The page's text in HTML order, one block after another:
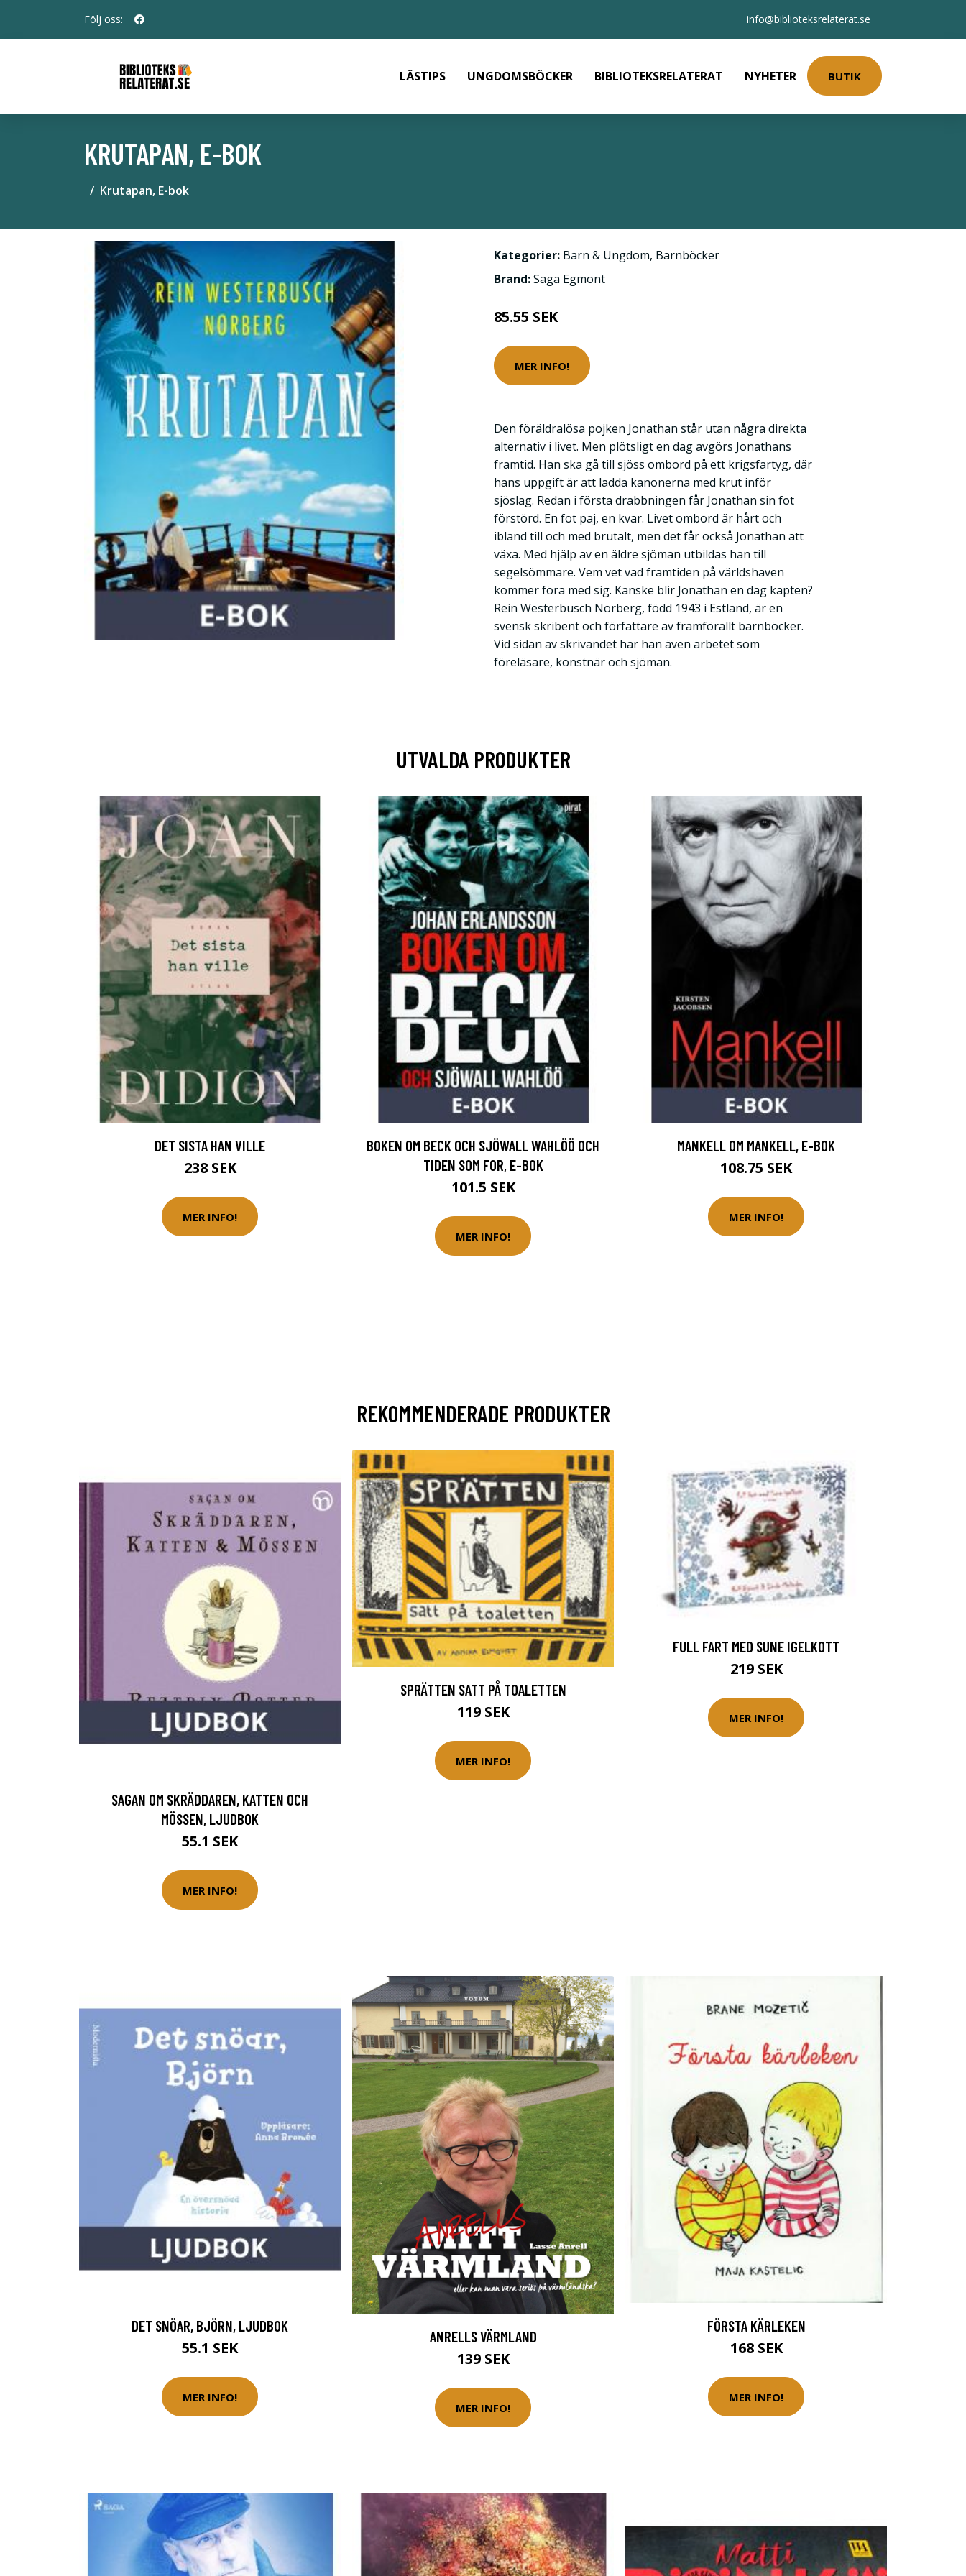
Följ oss: info@biblioteksrelaterat.se
LÄSTIPS UNGDOMSBÖCKER BIBLIOTEKSRELATERAT NYHETER BUTIK
KRUTAPAN, E-BOK
Krutapan, E-bok
Kategorier: Barn & Ungdom, Barnböcker
Brand:Saga Egmont
85.55 SEK
MER INFO!
Den föräldralösa pojken Jonathan står utan några direkta
alternativ i livet. Men plötsligt en dag avgörs Jonathans
framtid. Han ska gå till sjöss ombord på ett krigsfartyg, där
hans uppgift är att ladda kanonerna med krut inför
sjöslag. Redan i första drabbningen får Jonathan sin fot
förstörd. En fot paj, en kvar. Livet ombord är hårt och
ibland till och med brutalt, men det får också Jonathan att
växa. Med hjälp av en äldre sjöman utbildas han till
segelsömmare. Vem vet vad framtiden på världshaven
kommer föra med sig. Kanske blir Jonathan en dag kapten?
Rein Westerbusch Norberg, född 1943 i Estland, är en
svensk skribent och författare av framförallt barnböcker.
Vid sidan av skrivandet har han även arbetet som
föreläsare, konstnär och sjöman.
UTVALDA PRODUKTER
DET SISTA HAN VILLE
238 SEK
MER INFO!
BOKEN OM BECK OCH SJÖWALL WAHLÖÖ OCH
TIDEN SOM FOR, E-BOK
101.5 SEK
MER INFO!
MANKELL OM MANKELL, E-BOK
108.75 SEK
MER INFO!
REKOMMENDERADE PRODUKTER
SAGAN OM SKRÄDDAREN, KATTEN OCH
MÖSSEN, LJUDBOK
55.1 SEK
MER INFO!
SPRÄTTEN SATT PÅ TOALETTEN
119 SEK
MER INFO!
FULL FART MED SUNE IGELKOTT
219 SEK
MER INFO!
DET SNÖAR, BJÖRN, LJUDBOK
55.1 SEK
MER INFO!
ANRELLS VÄRMLAND
139 SEK
MER INFO!
FÖRSTA KÄRLEKEN
168 SEK
MER INFO!